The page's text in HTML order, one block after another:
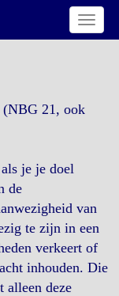
Toggle
21, ook
je je doel
de
van
te zijn in een
verkeert of
inhouden. Die
alleen deze